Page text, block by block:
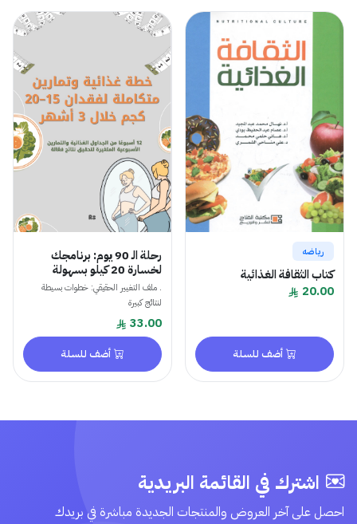
رياضه
كتاب الثقافة الغذائية
20.00
أضف للسلة
رحلة الـ 90 يوم: برنامجك
لخسارة 20 كيلو بسهولة
. ملف التغيير الحقيقي: خطوات بسيطة
لنتائج كبيرة
33.00
أضف للسلة
اشترك في القائمة البريدية
احصل على آخر العروض والمنتجات الجديدة مباشرة في بريدك